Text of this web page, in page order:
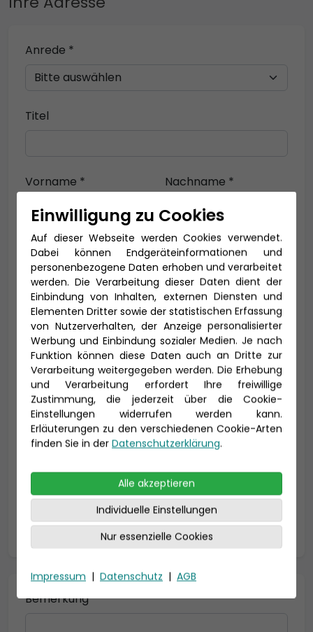
Anrede *
Titel
Vorname * Nachname *
E-Mail *
Telefon *
Geburtsdatum
* = Pflichtfelder
Bemerkung
Einwilligung zu Cookies
Auf dieser Webseite werden Cookies verwendet.
Dabei können Endgeräteinformationen und
personenbezogene Daten erhoben und verarbeitet
werden. Die Verarbeitung dieser Daten dient der
Einbindung von Inhalten, externen Diensten und
Elementen Dritter sowie der statistischen Erfassung
von Nutzerverhalten, der Anzeige personalisierter
Werbung und Einbindung sozialer Medien. Je nach
Funktion können diese Daten auch an Dritte zur
Verarbeitung weitergegeben werden. Die Erhebung
und Verarbeitung erfordert Ihre freiwillige
Zustimmung, die jederzeit über die Cookie-
Einstellungen widerrufen werden kann.
Erläuterungen zu den verschiedenen Cookie-Arten
finden Sie in der Datenschutzerklärung.
Alle akzeptieren
Individuelle Einstellungen
Nur essenzielle Cookies
Impressum | Datenschutz | AGB